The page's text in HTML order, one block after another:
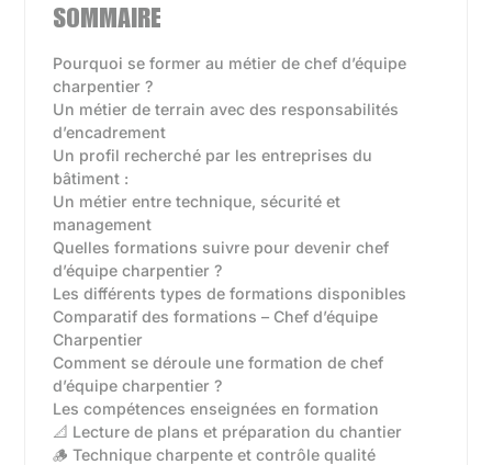
SOMMAIRE
Pourquoi se former au métier de chef d’équipe
charpentier ?
Un métier de terrain avec des responsabilités
d’encadrement
Un profil recherché par les entreprises du
bâtiment :
Un métier entre technique, sécurité et
management
Quelles formations suivre pour devenir chef
d’équipe charpentier ?
Les différents types de formations disponibles‍
Comparatif des formations – Chef d’équipe
Charpentier
Comment se déroule une formation de chef
d’équipe charpentier ?
Les compétences enseignées en formation
📐 Lecture de plans et préparation du chantier
🪵 Technique charpente et contrôle qualité